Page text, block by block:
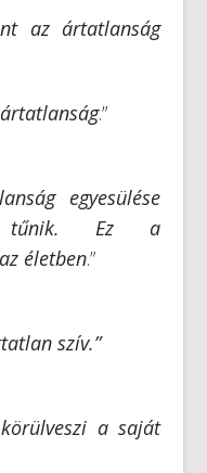
az ártatlanság
.”
egyesülése
tűnik. Ez a
életben.”
szív.”
a saját